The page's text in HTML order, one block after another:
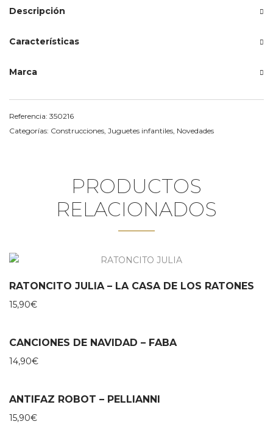
Descripción
Características
Marca
Referencia: 350216
Categorías: Construcciones Juguetes infantiles Novedades
PRODUCTOS
RELACIONADOS
RATONCITO JULIA – LA CASA DE LOS RATONES
15,90€
CANCIONES DE NAVIDAD – FABA
14,90€
ANTIFAZ ROBOT – PELLIANNI
15,90€